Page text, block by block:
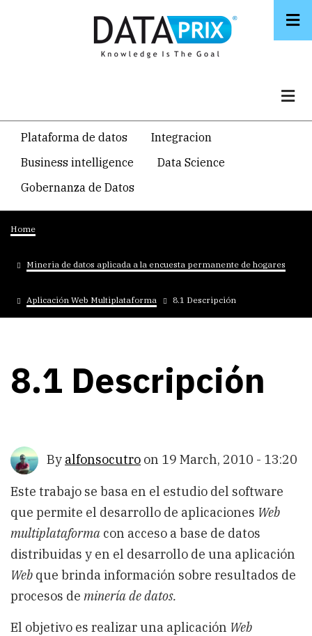
Navegacion
temática
principal
Plataforma de datos
Integracion
Business intelligence
Data Science
Gobernanza de Datos
Breadcrumb
Home
Mineria de datos aplicada a la encuesta permanente de hogares
Aplicación Web Multiplataforma 8.1 Descripción
8.1 Descripción
By alfonsocutro on 19 March, 2010 - 13:20
Este trabajo se basa en el estudio del software
que permite el desarrollo de aplicaciones Web
multiplataforma con acceso a base de datos
distribuidas y en el desarrollo de una aplicación
Web que brinda información sobre resultados de
procesos de minería de datos.
El objetivo es realizar una aplicación Web